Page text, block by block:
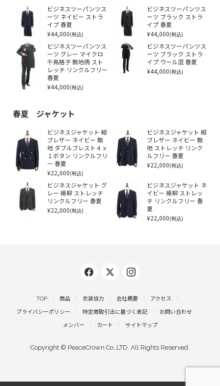
ビジネスツーパンツス
ーツ ネイビー ストラ
イプ 春夏
¥44,000(税込)
ビジネスツーパンツス
ーツ ブラック ストラ
イプ 春夏
¥44,000(税込)
ビジネスツーパンツス
ーツ グレー マイクロ
千鳥格子 無地柄 スト
レッチ リンクルフリー
春夏
¥44,000(税込)
ビジネスツーパンツス
ーツ ブラック ストラ
イプ ウール混 春夏
¥44,000(税込)
春夏 ジャケット
ビジネスジャケット 紺
ブレザー ネイビー 無
地 ダブルブレスト４ｘ
１ボタン リンクルフリ
ー 春夏
¥22,000(税込)
ビジネスジャケット 紺
ブレザー ネイビー 無
地 ストレッチ リンク
ルフリー 春夏
¥22,000(税込)
ビジネスジャケット グ
レー 楊柳 ストレッチ
リンクルフリー 春夏
¥22,000(税込)
ビジネスジャケット ネ
イビー 楊柳 ストレッ
チ リンクルフリー 春
夏
¥22,000(税込)
TOP 商品 衣装協力 会社概要 アクセス
プライバシーポリシー 特定商取引法に基づく表記 お問い合わせ
メンバー カート サイトマップ
Copyright © PeaceCrown Co.,LTD. All Rights Reserved.